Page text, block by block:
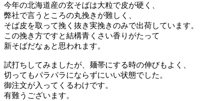
今年の北海道産の玄そばは大粒で皮が硬く、
弊社で言うところの丸挽きが難しく、
そば皮を取って挽く抜き実挽きのみで出荷しています。
この挽き方ですと結構青くさい香りがたって
新そばだなぁと思われます。
試打ちしてみましたが、麺帯にする時の伸びもよく、
切ってもパラパラにならずにいい状態でした。
御注文が入ってくるわけです。
有難うございます。